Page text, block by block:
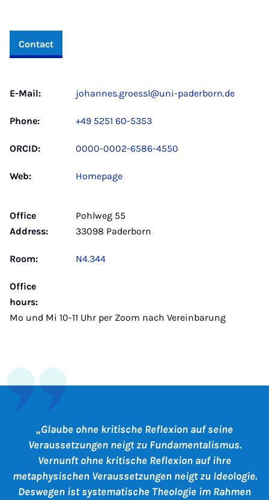
Contact
E-Mail: johannes.groessl@uni-paderborn.de
Phone: +49 5251 60-5353
ORCID: 0000-0002-6586-4550
Web: Homepage
Office
Address:
Pohlweg 55
33098 Paderborn
Room: N4.344
Office
hours:
Mo und Mi 10-11 Uhr per Zoom nach Vereinbarung
Glaube ohne kritische Reflexion auf seine
Veraussetzungen neigt zu Fundamentalismus.
Vernunft ohne kritische Reflexion auf ihre
metaphysischen Veraussetzungen neigt zu Ideologie.
Deswegen ist systematische Theologie im Rahmen